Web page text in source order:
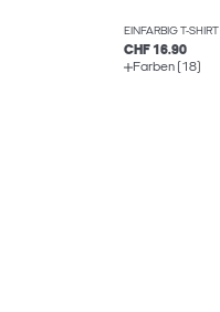
EINFARBIG T-SHIRT
CHF 16.90
Farben (18)